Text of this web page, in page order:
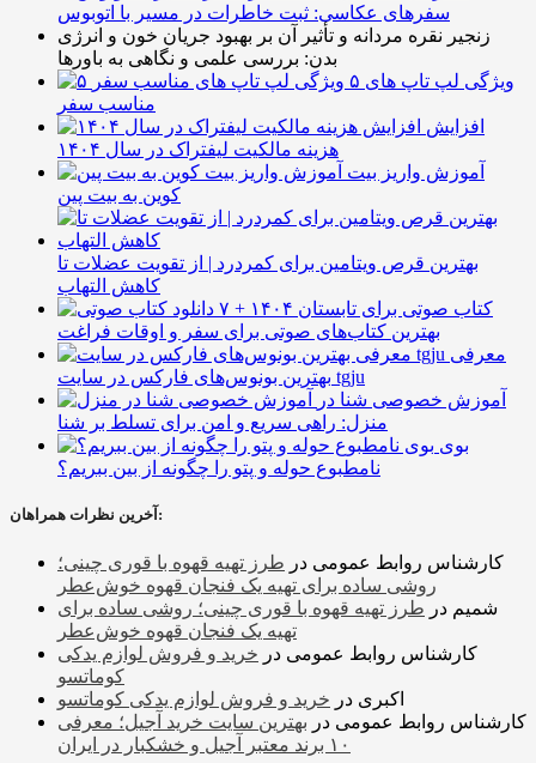
سفرهای عکاسی: ثبت خاطرات در مسیر با اتوبوس
زنجیر نقره مردانه و تأثیر آن بر بهبود جریان خون و انرژی
بدن: بررسی علمی و نگاهی به باورها
۵ ویژگی لپ تاپ های
مناسب سفر
افزایش
هزینه مالکیت لیفتراک در سال ۱۴۰۴
آموزش واریز بیت
کوین به بیت پین
بهترین قرص ویتامین برای کمردرد | از تقویت عضلات تا
کاهش التهاب
۷ کتاب صوتی برای تابستان ۱۴۰۴ +
بهترین کتاب‌های صوتی برای سفر و اوقات فراغت
معرفی
بهترین بونوس‌های فارکس در سایت tgju
آموزش خصوصی شنا در
منزل: راهی سریع و امن برای تسلط بر شنا
بوی
نامطبوع حوله و پتو را چگونه از بین ببریم؟
آخرین نظرات همراهان:
کارشناس روابط عمومی در طرز تهیه قهوه با قوری چینی؛
روشی ساده برای تهیه یک فنجان قهوه خوش‌عطر
شمیم در طرز تهیه قهوه با قوری چینی؛ روشی ساده برای
تهیه یک فنجان قهوه خوش‌عطر
کارشناس روابط عمومی در خرید و فروش لوازم یدکی
کوماتسو
اکبری در خرید و فروش لوازم یدکی کوماتسو
کارشناس روابط عمومی در بهترین سایت خرید آجیل؛ معرفی
۱۰ برند معتبر آجیل و خشکبار در ایران